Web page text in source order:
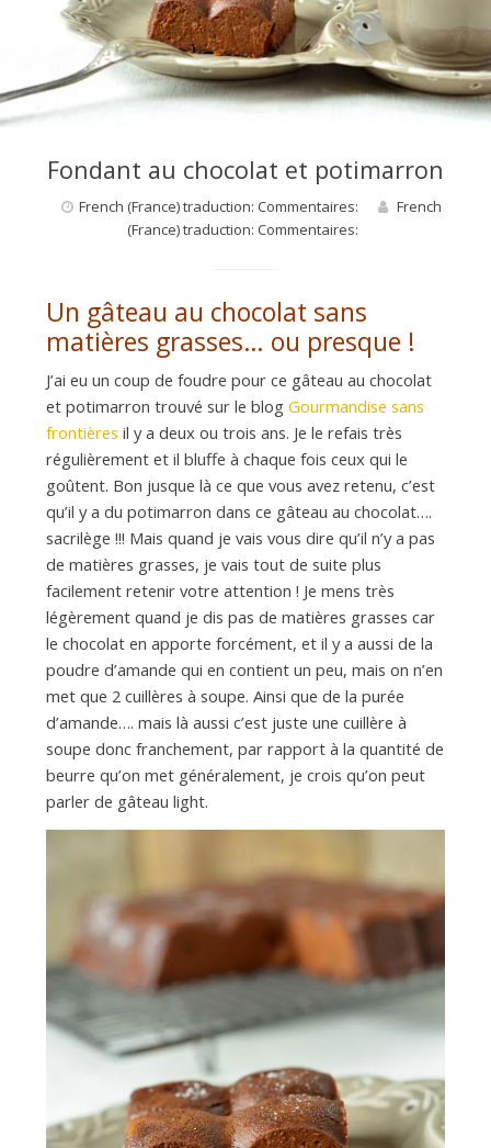
e
Fondant au chocolat et potimarron
French (France) traduction: Commentaires:
French
(France) traduction: Commentaires:
Un gâteau au chocolat sans
matières grasses… ou presque !
J’ai eu un coup de foudre pour ce gâteau au chocolat
et potimarron trouvé sur le blog Gourmandise sans
frontières il y a deux ou trois ans. Je le refais très
régulièrement et il bluffe à chaque fois ceux qui le
goûtent. Bon jusque là ce que vous avez retenu, c’est
qu’il y a du potimarron dans ce gâteau au chocolat….
sacrilège !!! Mais quand je vais vous dire qu’il n’y a pas
de matières grasses, je vais tout de suite plus
facilement retenir votre attention ! Je mens très
légèrement quand je dis pas de matières grasses car
le chocolat en apporte forcément, et il y a aussi de la
poudre d’amande qui en contient un peu, mais on n’en
met que 2 cuillères à soupe. Ainsi que de la purée
d’amande…. mais là aussi c’est juste une cuillère à
soupe donc franchement, par rapport à la quantité de
beurre qu’on met généralement, je crois qu’on peut
parler de gâteau light.